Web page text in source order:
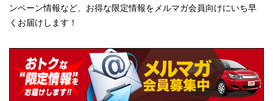
ンペーン情報など、お得な限定情報をメルマガ会員向けにいち早
くお届けします！